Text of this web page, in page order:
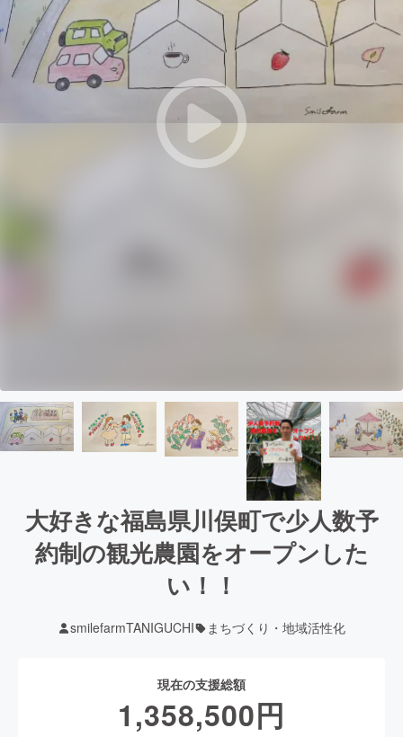
大好きな福島県川俣町で少人数予
約制の観光農園をオープンした
い！！
smilefarmTANIGUCHI まちづくり・地域活性化
現在の支援総額
1,358,500円